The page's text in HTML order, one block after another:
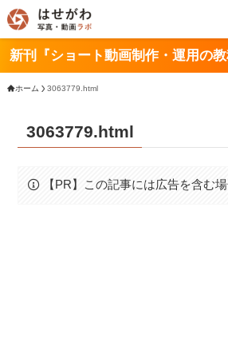
新刊『ショート動画制作・運用の
ホーム 3063779.html
3063779.html
【PR】この記事には広告を含む